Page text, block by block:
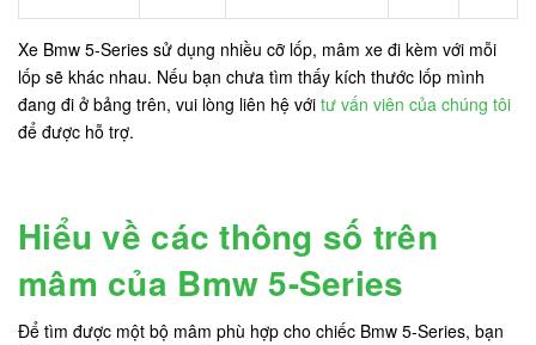
Xe Bmw 5-Series sử dụng nhiều cỡ lốp, mâm xe đi kèm với mỗi
lốp sẽ khác nhau. Nếu bạn chưa tìm thấy kích thước lốp mình
đang đi ở bảng trên, vui lòng liên hệ với tư vấn viên của chúng tôi
để được hỗ trợ.
Hiểu về các thông số trên
mâm của Bmw 5-Series
Để tìm được một bộ mâm phù hợp cho chiếc Bmw 5-Series, bạn